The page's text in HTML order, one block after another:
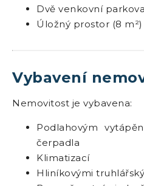
Dvě venkovní
Úložný prostor (8 m²)
Vybavení
Nemovitost je vybavena:
Podlahovým
čerpadla
Klimatizací
Hliníkovými